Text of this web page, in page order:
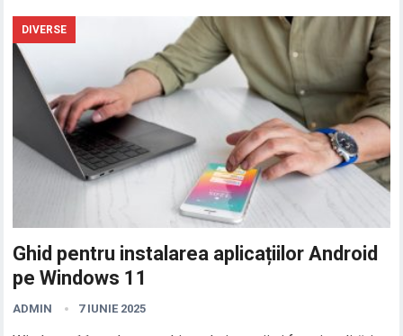
DIVERSE
Ghid pentru instalarea aplicațiilor Android
pe Windows 11
ADMIN 7 IUNIE 2025